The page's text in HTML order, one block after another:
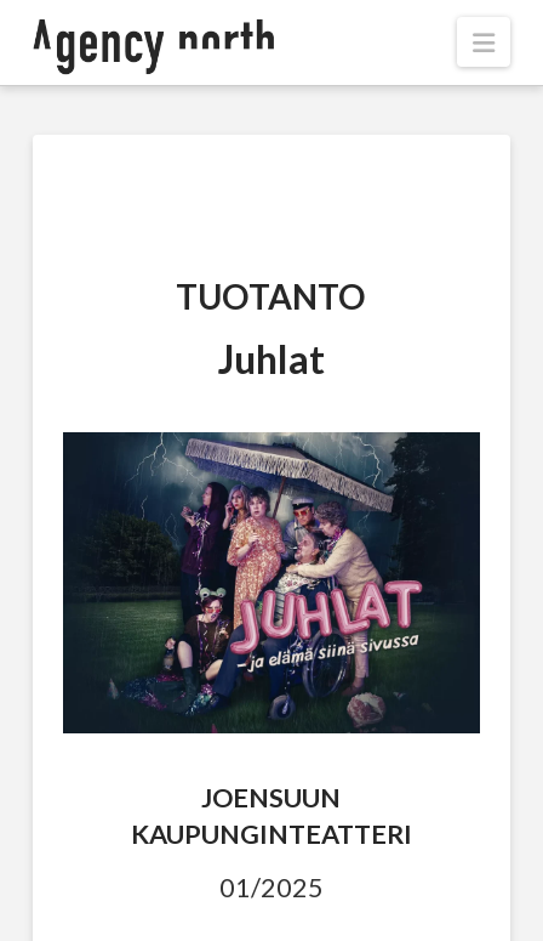
TUOTANTO
Juhlat
JOENSUUN
KAUPUNGINTEATTERI
01/2025